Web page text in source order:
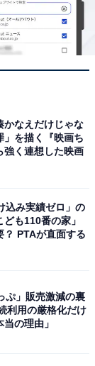
流しのトロ
かなえだけじゃな
」を描く『映画ち
強く連想した映画
込み実績ゼロ」の
も110番の家」
？ PTAが直面する
ぷ」販売激減の裏
利用の厳格化だけ
の理由」